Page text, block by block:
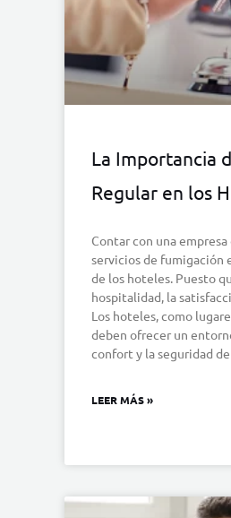
La Importancia
Regular en los
Contar con una
servicios de fumigación
de los hoteles. Puesto
hospitalidad, la
Los hoteles, como
deben ofrecer un
confort y la seguridad de
LEER MÁS »